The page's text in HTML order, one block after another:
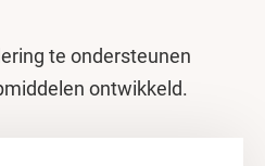
te ondersteunen
ontwikkeld.